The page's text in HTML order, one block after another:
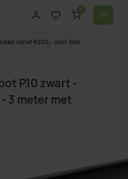
0
vanaf €200,- excl. btw
P.10 zwart -
3 meter met